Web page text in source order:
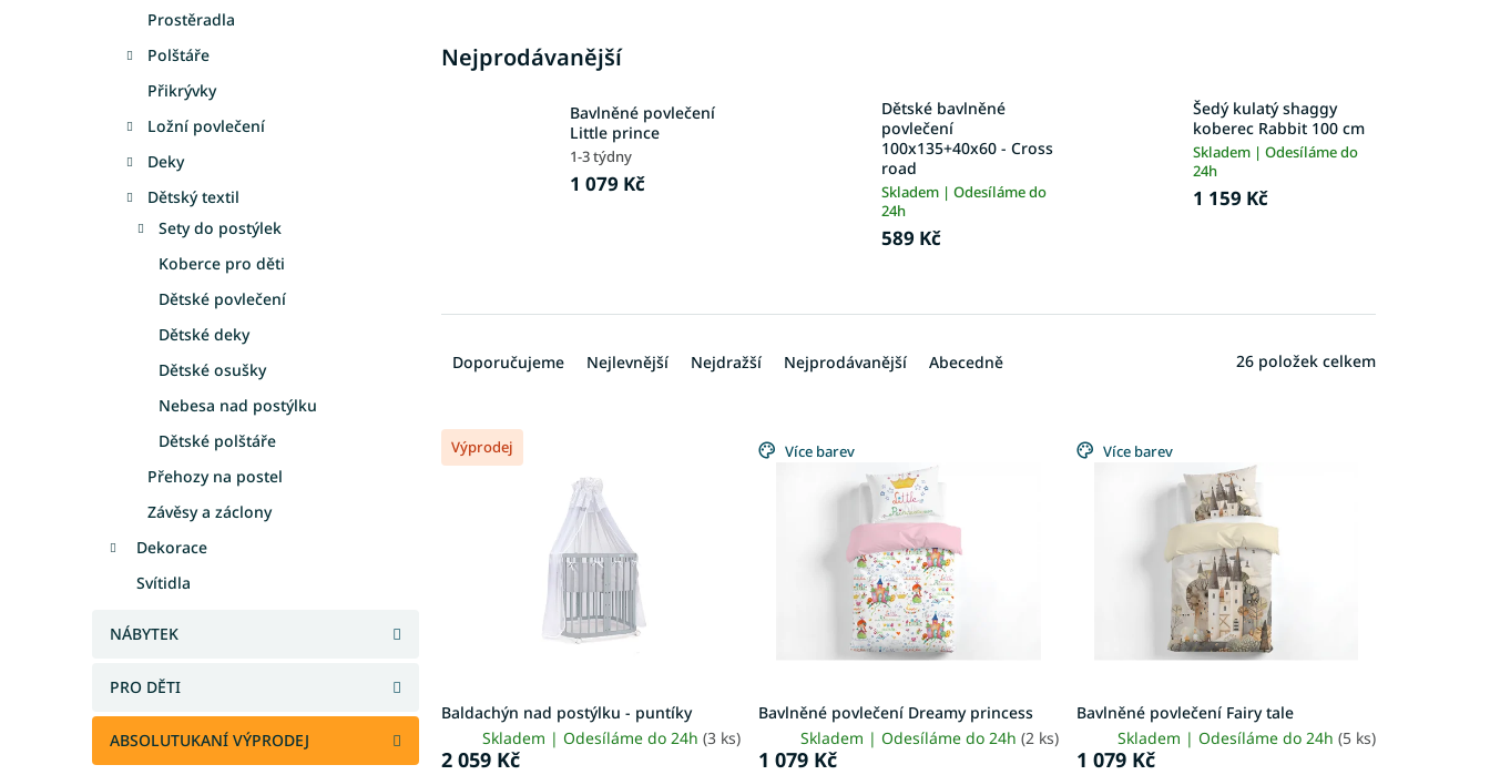
Prostěradla
Polštáře
Přikrývky
Ložní povlečení
Deky
Dětský textil
Sety do postýlek
Koberce pro děti
Dětské povlečení
Dětské deky
Dětské osušky
Nebesa nad postýlku
Dětské polštáře
Přehozy na postel
Závěsy a záclony
Dekorace
Svítidla
NÁBYTEK
PRO DĚTI
ABSOLUTUKANÍ VÝPRODEJ
Nejprodávanější
Bavlněné povlečení
Little prince
1-3 týdny
1 079 Kč
Dětské bavlněné
povlečení
100x135+40x60 - Cross
road
Skladem | Odesíláme do
24h
589 Kč
Šedý kulatý shaggy
koberec Rabbit 100 cm
Skladem | Odesíláme do
24h
1 159 Kč
n
í
Doporučujeme Nejlevnější Nejdražší Nejprodávanější Abecedně 26 položek celkem
V
ů
Výprodej
Baldachýn nad postýlku - puntíky
Skladem | Odesíláme do 24h(3 ks)
2 059 Kč
Více barev
Bavlněné povlečení Dreamy princess
Skladem | Odesíláme do 24h (2 ks)
1 079 Kč
Více barev
Bavlněné povlečení Fairy tale
Skladem | Odesíláme do 24h (5 ks)
1 079 Kč